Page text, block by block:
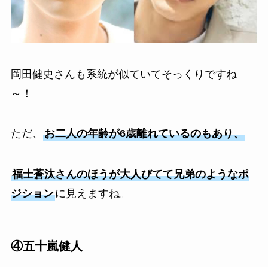
岡田健史さんも系統が似ていてそっくりですね
～！
ただ、 お二人の年齢が6歳離れているのもあり、
福士蒼汰さんのほうが大人びてて兄弟のようなポ
ジションに見えますね。
④五十嵐健人